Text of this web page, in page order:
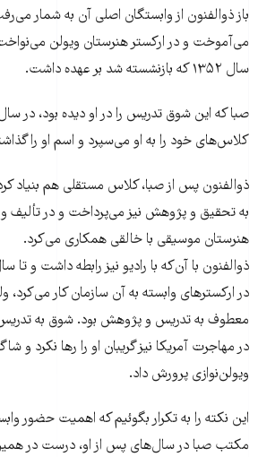
باز ذوالفنون از وابستگان اصلی آن به شمار
می‌آموخت و در ارکستر هنرستان ویولن
سال ۱۳۵۲ که بازنشسته شد بر عهده داشت.
صبا که این شوق تدریس را در او دیده بود، در
کلاس‌های خود را به او می‌سپرد و اسم او را
ذوالفنون پس از صبا، کلاس مستقلی هم بنیاد
به تحقیق و پژوهش نیز می‌پرداخت و در تألیف و
هنرستان موسیقی با خالقی همکاری می‌کرد.
ذوالفنون با آن‌که با رادیو نیز رابطه داشت و تا
در ارکسترهای وابسته به آن سازمان کار می‌کرد،
معطوف به تدریس و پژوهش بود. شوق به
در مهاجرت آمریکا نیز گریبان او را‌‌ رها نکرد و
ویولن‌نوازی پرورش داد.
این نکته را به تکرار بگوئیم که اهمیت حضور
مکتب صبا در سال‌های پس از او، درست در